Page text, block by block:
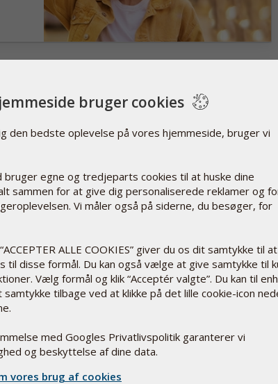
hos
bruger cookies
den bedste oplevelse på vores hjemmeside, bruger vi
bruger egne og tredjeparts cookies til at huske dine
sammen for at give dig personaliserede reklamer og
Vi måler også på siderne, du besøger, for
ALLE COOKIES” giver du os dit samtykke til at
til disse formål. Du kan også vælge at give samtykke til
Vælg formål og klik “Acceptér valgte”. Du kan til
tilbage ved at klikke på det lille cookie-icon
med Googles Privatlivspolitik garanterer vi
og beskyttelse af dine data.
vores brug af cookies